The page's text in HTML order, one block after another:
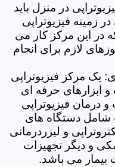
در منزل باید
زمینه فیزیوتراپی
در این مرکز کار می
لازم برای انجام
یک مرکز فیزیوتراپی
و ابزارهای حرفه ای
و درمان فیزیوتراپی
شامل دستگاه های
و لیزردرمانی
و دیگر تجهیزات
بیمار می باشد.